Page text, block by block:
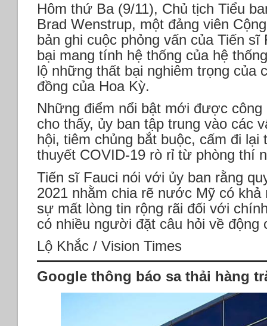
Hôm thứ Ba (9/11), Chủ tịch Tiểu
Brad Wenstrup, một đảng viên
bản ghi cuộc phỏng vấn của Tiến
bại mang tính hệ thống của hệ
lộ những thất bại nghiêm trọng của
đồng của Hoa Kỳ.
Những điểm nổi bật mới được
cho thấy, ủy ban tập trung vào các
hội, tiêm chủng bắt buộc, cấm đi
thuyết COVID-19 rò rỉ từ phòng thí
Tiến sĩ Fauci nói với ủy ban rằng
2021 nhằm chia rẽ nước Mỹ có khả
sự mất lòng tin rộng rãi đối với
có nhiều người đặt câu hỏi về động
Lộ Khắc / Vision Times
Google thông báo sa thải hàng